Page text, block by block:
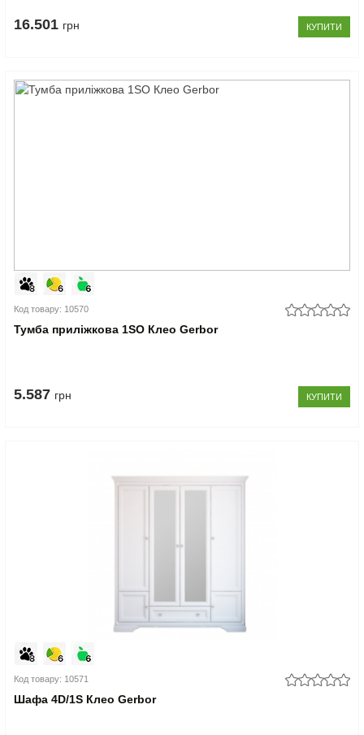
16.501 грн КУПИТИ
Код товару: 10570
Тумба приліжкова 1SO Клео Gerbor
5.587 грн КУПИТИ
Код товару: 10571
Шафа 4D/1S Клео Gerbor